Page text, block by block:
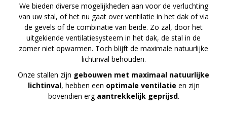
We bieden diverse mogelijkheden aan voor de verluchting
van uw stal, of het nu gaat over ventilatie in het dak of via
de gevels of de combinatie van beide. Zo zal, door het
uitgekiende ventilatiesysteem in het dak, de stal in de
zomer niet opwarmen. Toch blijft de maximale natuurlijke
lichtinval behouden.
Onze stallen zijn gebouwen met maximaal natuurlijke
lichtinval, hebben een optimale ventilatie en zijn
bovendien erg aantrekkelijk geprijsd.